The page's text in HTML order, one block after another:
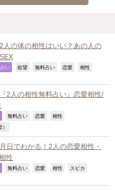
人の体の相性はいい？あの人の
い 欲望 無料占い 恋愛 相性
2人の相性無料占い』恋愛相性/
無料占い 恋愛 相性
日でわかる！2人の恋愛相性・
性
無料占い 恋愛 相性 スピカ